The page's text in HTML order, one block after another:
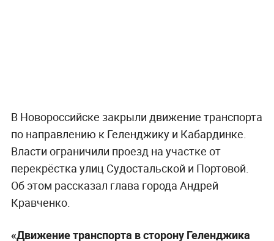
В Новороссийске закрыли движение транспорта
по направлению к Геленджику и Кабардинке.
Власти ограничили проезд на участке от
перекрёстка улиц Судостальской и Портовой.
Об этом рассказал глава города Андрей
Кравченко.
«Движение транспорта в сторону Геленджика